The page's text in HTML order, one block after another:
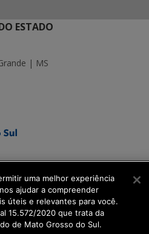
ESTADO
| MS
uma melhor experiência
ajudar a compreender
úteis e relevantes para você.
15.572/2020 que trata da
de Mato Grosso do Sul.